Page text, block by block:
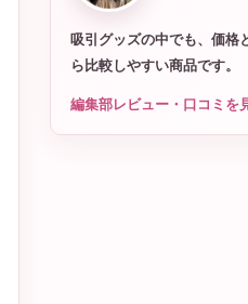
吸引グッズの中でも、価格
ら比較しやすい商品です。
編集部レビュー・口コミを